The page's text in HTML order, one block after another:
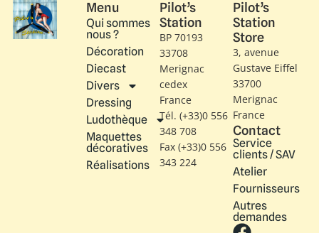
Menu
Qui sommes
nous ?
Décoration
Diecast
Divers
Dressing
Ludothèque
Maquettes
décoratives
Réalisations
Pilot’s
Station
BP 70193
33708
Merignac
cedex
France
Tél. (+33)0 556
348 708
Fax (+33)0 556
343 224
Pilot’s
Station
Store
3, avenue
Gustave Eiffel​
33700
Merignac
France
Contact
Service
clients / SAV
Atelier
Fournisseurs
Autres
demandes